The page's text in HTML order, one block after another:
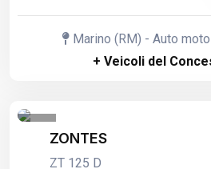
Marino (RM) - Auto
+ Veicoli del
ZONTES
ZT 125 D